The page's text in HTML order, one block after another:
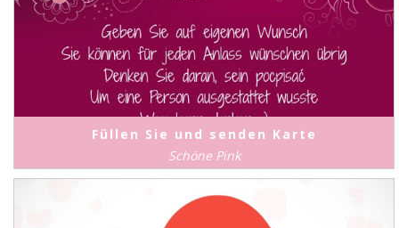
Füllen Sie und senden Karte
Schöne Pink